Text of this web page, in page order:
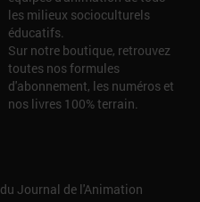
les milieux socioculturels
éducatifs.
Sur notre boutique, retrouvez
toutes nos formules
d'abonnement, les numéros et
nos livres 100% terrain.
Journal de l'Animation